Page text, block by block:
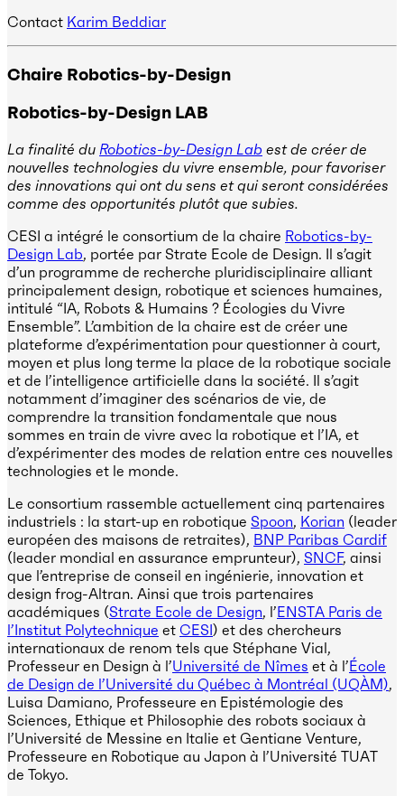
Contact Karim Beddiar
Chaire Robotics-by-Design
Robotics-by-Design LAB
La finalité du Robotics-by-Design Lab est de créer de
nouvelles technologies du vivre ensemble, pour favoriser
des innovations qui ont du sens et qui seront considérées
comme des opportunités plutôt que subies.
CESI a intégré le consortium de la chaire Robotics-by-
Design Lab, portée par Strate Ecole de Design. Il s’agit
d’un programme de recherche pluridisciplinaire alliant
principalement design, robotique et sciences humaines,
intitulé “IA, Robots & Humains ? Écologies du Vivre
Ensemble”. L’ambition de la chaire est de créer une
plateforme d’expérimentation pour questionner à court,
moyen et plus long terme la place de la robotique sociale
et de l’intelligence artificielle dans la société. Il s’agit
notamment d’imaginer des scénarios de vie, de
comprendre la transition fondamentale que nous
sommes en train de vivre avec la robotique et l’IA, et
d’expérimenter des modes de relation entre ces nouvelles
technologies et le monde.
Le consortium rassemble actuellement cinq partenaires
industriels : la start-up en robotique Spoon, Korian (leader
européen des maisons de retraites), BNP Paribas Cardif
(leader mondial en assurance emprunteur), SNCF, ainsi
que l’entreprise de conseil en ingénierie, innovation et
design frog-Altran. Ainsi que trois partenaires
académiques (Strate Ecole de Design, l’ENSTA Paris de
l’Institut Polytechnique et CESI) et des chercheurs
internationaux de renom tels que Stéphane Vial,
Professeur en Design à l’Université de Nîmes et à l’École
de Design de l’Université du Québec à Montréal (UQÀM),
Luisa Damiano, Professeure en Epistémologie des
Sciences, Ethique et Philosophie des robots sociaux à
l’Université de Messine en Italie et Gentiane Venture,
Professeure en Robotique au Japon à l’Université TUAT
de Tokyo.